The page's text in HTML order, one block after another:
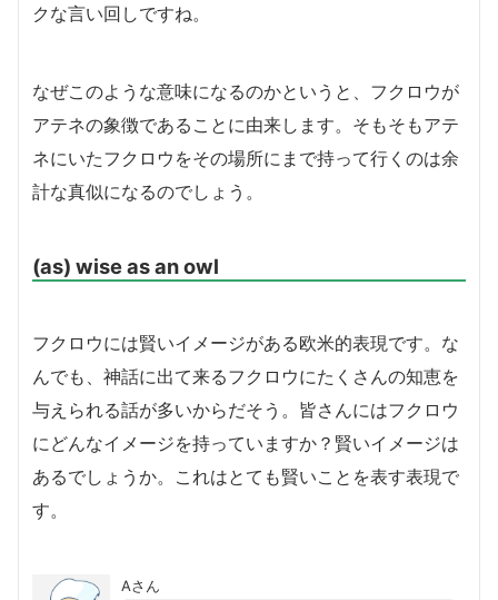
クな言い回しですね。
なぜこのような意味になるのかというと、フクロウが
アテネの象徴であることに由来します。そもそもアテ
ネにいたフクロウをその場所にまで持って行くのは余
計な真似になるのでしょう。
(as) wise as an owl
フクロウには賢いイメージがある欧米的表現です。な
んでも、神話に出て来るフクロウにたくさんの知恵を
与えられる話が多いからだそう。皆さんにはフクロウ
にどんなイメージを持っていますか？賢いイメージは
あるでしょうか。これはとても賢いことを表す表現で
す。
Aさん